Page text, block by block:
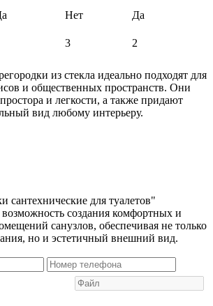
Нет
Да
3 2
из стекла идеально подходят для
и общественных пространств. Они
и легкости, а также придают
вид любому интерьеру.
сантехнические для туалетов"
возможность создания комфортных и
санузлов, обеспечивая не только
но и эстетичный внешний вид.